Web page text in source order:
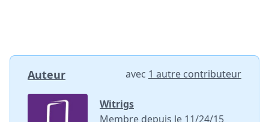
Auteur avec 1 autre contributeur
Witrigs
Membre depuis le 11/24/15